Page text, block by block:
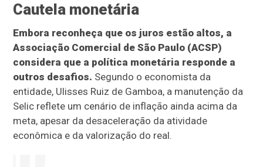
Cautela monetária
Embora reconheça que os juros estão altos, a
Associação Comercial de São Paulo (ACSP)
considera que a política monetária responde a
outros desafios. Segundo o economista da
entidade, Ulisses Ruiz de Gamboa, a manutenção da
Selic reflete um cenário de inflação ainda acima da
meta, apesar da desaceleração da atividade
econômica e da valorização do real.